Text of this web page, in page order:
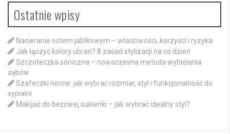
Ostatnie wpisy
Nacieranie octem jabłkowym – właściwości, korzyści i ryzyka
Jak łączyć kolory ubrań? 8 zasad stylizacji na co dzień
Szczoteczka soniczna – nowoczesna metoda wybielania
zębów
Szafeczki nocne: jak wybrać rozmiar, styl i funkcjonalność do
sypialni
Makijaż do beżowej sukienki – jak wybrać idealny styl?